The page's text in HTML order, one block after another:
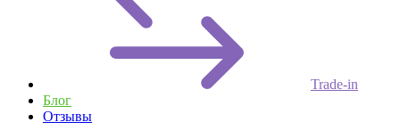
Trade-in
Блог
Отзывы